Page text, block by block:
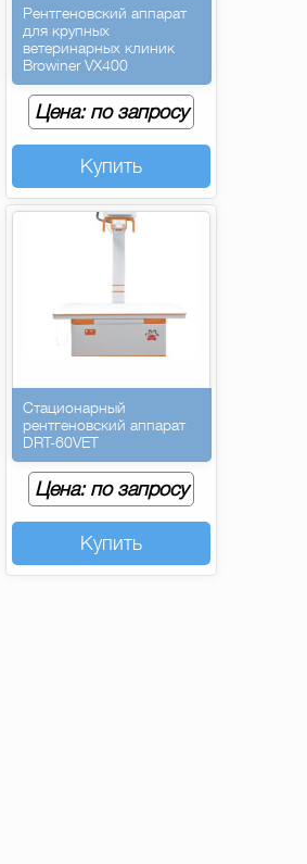
Рентгеновский аппарат
для крупных
ветеринарных клиник
Browiner VX400
Цена: по запросу
Купить
Стационарный
рентгеновский аппарат
DRT-60VET
Цена: по запросу
Купить